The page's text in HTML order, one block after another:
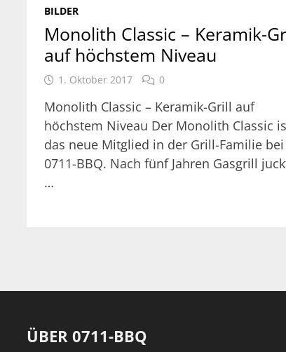
BILDER
Monolith Classic – Keramik-
auf höchstem Niveau
1. Oktober 2017 0
Monolith Classic – Keramik-Grill auf
höchstem Niveau Der Monolith Classic
das neue Mitglied in der Grill-Familie bei
0711-BBQ. Nach fünf Jahren Gasgrill
…
ÜBER 0711-BBQ